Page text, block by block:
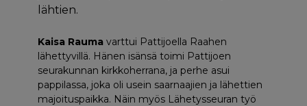
lähtien.
Kaisa Rauma varttui Pattijoella Raahen
lähettyvillä. Hänen isänsä toimi Pattijoen
seurakunnan kirkkoherrana, ja perhe asui
pappilassa, joka oli usein saarnaajien ja lähettien
majoituspaikka. Näin myös Lähetysseuran työ